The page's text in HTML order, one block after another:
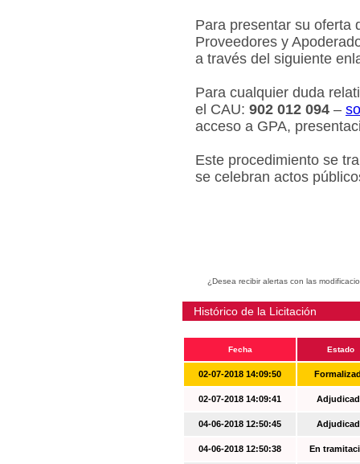
Para presentar su oferta
Proveedores y
a través del siguiente
Para cualquier duda
el CAU: 902 012 094 –
acceso a GPA,
Este procedimiento se
se celebran actos
¿Desea recibir alertas con las
Histórico de la Licitación
Fecha Estado
02-07-2018 14:09:50
02-07-2018 14:09:41
04-06-2018 12:50:45
04-06-2018 12:50:38 En